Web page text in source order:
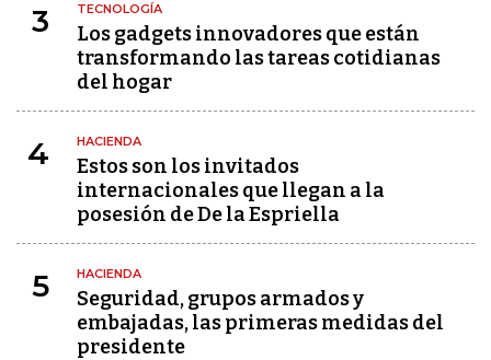
3 TECNOLOGÍA
Los gadgets innovadores que están
transformando las tareas cotidianas
del hogar
4 HACIENDA
Estos son los invitados
internacionales que llegan a la
posesión de De la Espriella
5 HACIENDA
Seguridad, grupos armados y
embajadas, las primeras medidas del
presidente